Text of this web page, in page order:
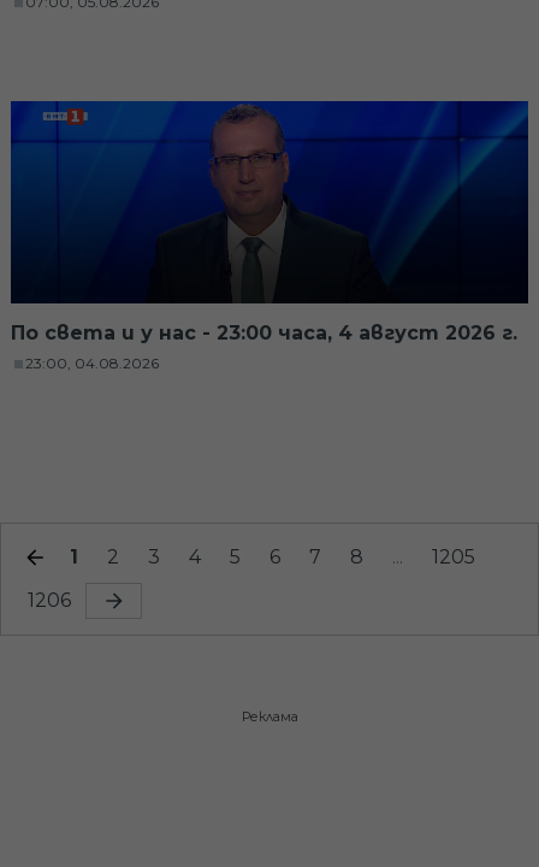
По света и у нас - 23:00 часа, 4 август 2026 г.
23:00, 04.08.2026
1 2 3 4 5 6 7 8 ...
1205
1206
Реклама